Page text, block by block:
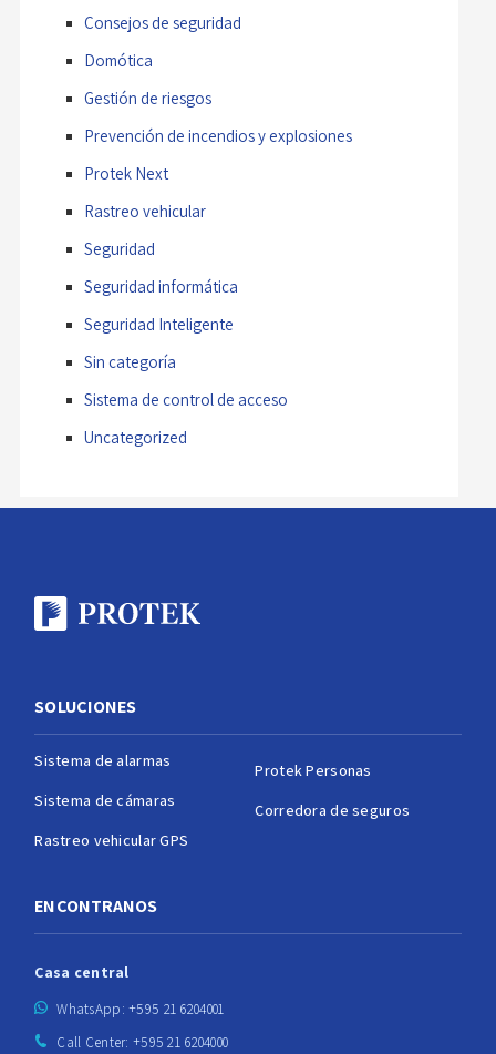
Consejos de seguridad
Domótica
Gestión de riesgos
Prevención de incendios y explosiones
Protek Next
Rastreo vehicular
Seguridad
Seguridad informática
Seguridad Inteligente
Sin categoría
Sistema de control de acceso
Uncategorized
SOLUCIONES
Sistema de alarmas
Sistema de cámaras
Rastreo vehicular GPS
Protek Personas
Corredora de seguros
ENCONTRANOS
Casa central
WhatsApp: +595 21 6204001
Call Center: +595 21 6204000